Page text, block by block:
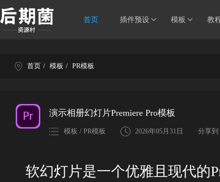
首页 插件预设 模板 教
首页 / 模板 / PR模板
演示相册幻灯片Premiere Pro模板
模板 / PR模板 2026年05月31日 分享到
软幻灯片是一个优雅且现代的